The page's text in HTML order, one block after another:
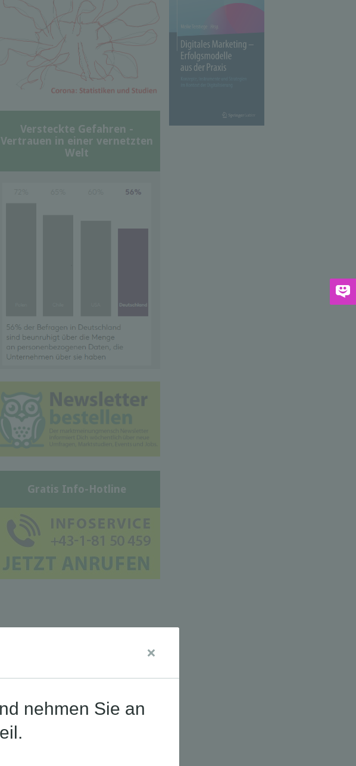
Versteckte Gefahren -
Vertrauen in einer vernetzten
Welt
Gratis Info-Hotline